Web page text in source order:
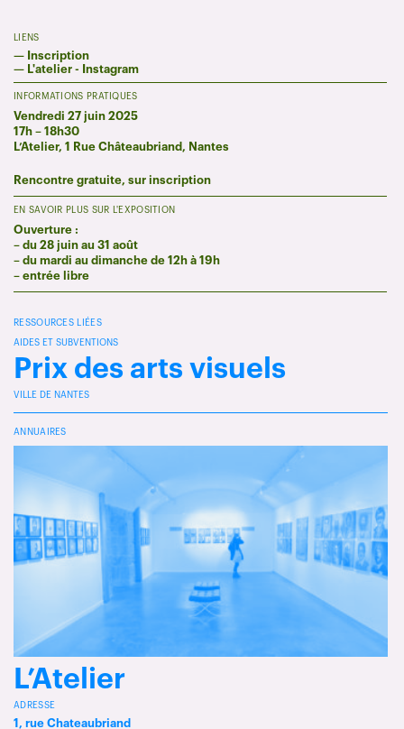
LIENS
— Inscription
— L'atelier - Instagram
INFORMATIONS PRATIQUES
Vendredi 27 juin 2025
17h – 18h30
L’Atelier, 1 Rue Châteaubriand, Nantes
Rencontre gratuite, sur inscription
EN SAVOIR PLUS SUR L'EXPOSITION
Ouverture :
– du 28 juin au 31 août
– du mardi au dimanche de 12h à 19h
– entrée libre
RESSOURCES LIÉES
AIDES ET SUBVENTIONS
Prix des arts visuels
VILLE DE NANTES
ANNUAIRES
L’Atelier
ADRESSE
1, rue Chateaubriand